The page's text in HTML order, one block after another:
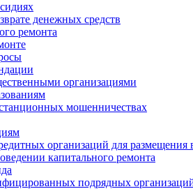
денежных средств
ремонта
организациями
мошенничествах
организаций для размещения
капитального ремонта
подрядных